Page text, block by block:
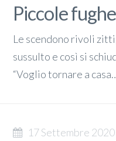
Piccole
Le scendono rivoli
sussulto e così si
“Voglio tornare a
17 Settembre 2020